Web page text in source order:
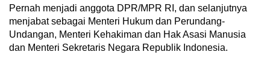
Pernah menjadi anggota DPR/MPR RI, dan selanjutnya
menjabat sebagai Menteri Hukum dan Perundang-
Undangan, Menteri Kehakiman dan Hak Asasi Manusia
dan Menteri Sekretaris Negara Republik Indonesia.